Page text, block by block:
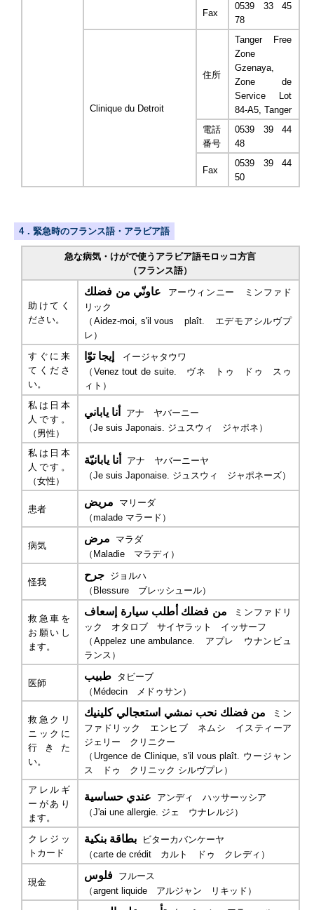
Fax
0539 33 45
78
Clinique du Detroit
住所
Tanger Free
Zone
Gzenaya,
Zone de
Service Lot
84-A5, Tanger
電話
番号
0539 39 44
48
Fax
0539 39 44
50
4．緊急時のフランス語・アラビア語
急な病気・けがで使うアラビア語モロッコ方言
（フランス語）
助けてく
ださい。
عاونّي من فضلك アーウィンニー ミンファド
リック
（ Aidez-moi, s'il vous plaît. エデモアシルヴプ
レ）
すぐに来
てくださ
い。
إيجا توّا
イージャタウワ
（ Venez tout de suite. ヴネ トゥ ドゥ スゥ
ィト）
私は日本
人です。
（男性）
أنا ياباني
アナ ヤバーニー
（Je suis Japonais. ジュスウィ ジャポネ）
私は日本
人です。
（女性）
أنا يابانيّة
アナ ヤバーニーヤ
（Je suis Japonaise. ジュスウィ ジャポネーズ）
患者
مريض マリーダ
（malade マラード）
病気
مرض マラダ
（ Maladie マラディ）
怪我
جرح ジョルハ
（ Blessure ブレッシュール）
救急車を
お願いし
ます。
من فضلك أطلب سيارة إسعاف ミンファドリ
ック オタロブ サイヤラット イッサーフ
（ Appelez une ambulance. アプレ ウナンビュ
ランス）
医師
طبيب タビーブ
（ Médecin メドゥサン）
救急クリ
ニックに
行きた
い。
من فضلك نحب نمشي استعجالي كلينيك ミン
ファドリック エンヒブ ネムシ イスティーア
ジェリー クリニクー
（ Urgence de Clinique, s'il vous plaît. ウージャン
ス ドゥ クリニック シルヴプレ）
アレルギ
ーがあり
ます。
عندي حساسية アンディ ハッサーッシア
（J'ai une allergie. ジェ ウナレルジ）
クレジッ
トカード
بطاقة بنكية ビターカバンケーヤ
（carte de crédit カルト ドゥ クレディ）
現金
فلوس フルース
（argent liquide アルジャン リキッド）